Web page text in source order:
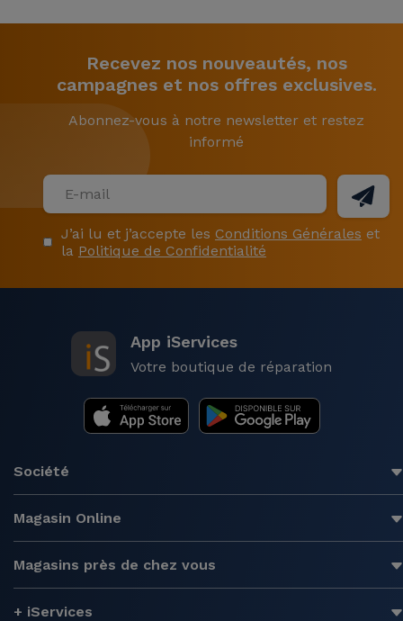
Recevez nos nouveautés, nos
campagnes et nos offres exclusives.
Abonnez-vous à notre newsletter et restez
informé
J’ai lu et j’accepte les Conditions Générales et
la Politique de Confidentialité
App iServices
Votre boutique de réparation
Société
Magasin Online
Magasins près de chez vous
+ iServices